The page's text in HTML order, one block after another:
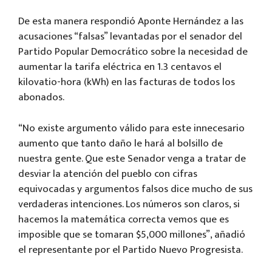
De esta manera respondió Aponte Hernández a las
acusaciones “falsas” levantadas por el senador del
Partido Popular Democrático sobre la necesidad de
aumentar la tarifa eléctrica en 1.3 centavos el
kilovatio-hora (kWh) en las facturas de todos los
abonados.
“No existe argumento válido para este innecesario
aumento que tanto daño le hará al bolsillo de
nuestra gente. Que este Senador venga a tratar de
desviar la atención del pueblo con cifras
equivocadas y argumentos falsos dice mucho de sus
verdaderas intenciones. Los números son claros, si
hacemos la matemática correcta vemos que es
imposible que se tomaran $5,000 millones”, añadió
el representante por el Partido Nuevo Progresista.